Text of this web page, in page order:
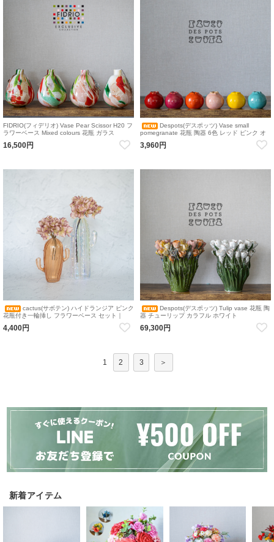
FIDRIO(フィデリオ) Vase Pear Scissor H20 フ
ラワーベース Mixed colours 花瓶 ガラス
16,500円
Despots(デスポッツ) Vase small
pomegranate 花瓶 陶器 6色 レッド ピンク オ
3,960円
cactus(サボテン) ハイドランジア ピンク
花瓶付き一輪挿し フラワーベース セット｜
Single Flower 花 造花 アーティフィシャルフラ
ワー インテリア
4,400円
Despots(デスポッツ) Tulip vase 花瓶 陶
器 チューリップ カラフル ホワイト
69,300円
1 2 3 ＞
新着アイテム